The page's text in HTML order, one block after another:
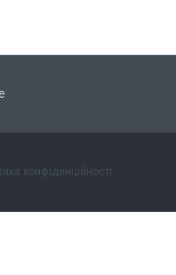
конфіденційності